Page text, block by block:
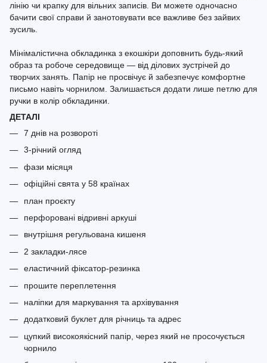
лінію чи крапку для вільних записів. Ви можете одночасно
бачити свої справи й занотовувати все важливе без зайвих
зусиль.
Мінімалістична обкладинка з екошкіри доповнить будь-який
образ та робоче середовище — від ділових зустрічей до
творчих занять. Папір не просвічує й забезпечує комфортне
письмо навіть чорнилом. Залишається додати лише петлю для
ручки в колір обкладинки.
ДЕТАЛІ
7 днів на розвороті
3-річний огляд
фази місяця
офіційні свята у 58 країнах
план проєкту
перфоровані відривні аркуші
внутрішня регульована кишеня
2 закладки-лясе
еластичний фіксатор-резинка
прошите переплетення
наліпки для маркування та архівування
додатковий буклет для річниць та адрес
цупкий високоякісний папір, через який не просочується
чорнило